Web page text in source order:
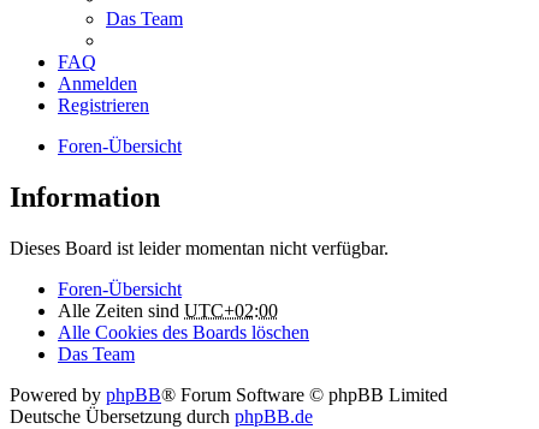
Das Team
FAQ
Anmelden
Registrieren
Foren-Übersicht
Information
Dieses Board ist leider momentan nicht verfügbar.
Foren-Übersicht
Alle Zeiten sind UTC+02:00
Alle Cookies des Boards löschen
Das Team
Powered by phpBB® Forum Software © phpBB Limited
Deutsche Übersetzung durch phpBB.de